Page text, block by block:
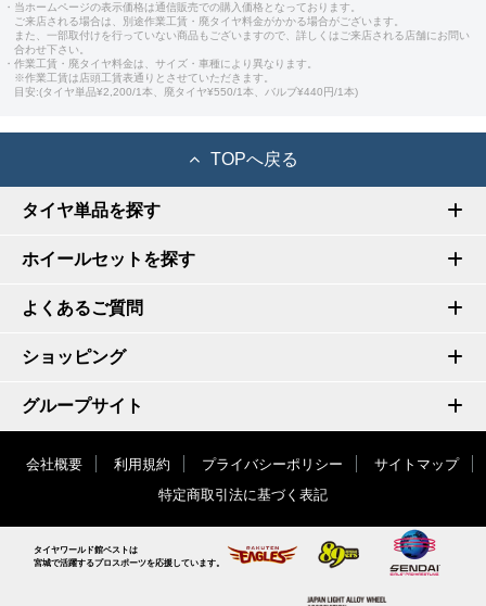
・当ホームページの表示価格は通信販売での購入価格となっております。
ご来店される場合は、別途作業工賃・廃タイヤ料金がかかる場合がございます。
また、一部取付けを行っていない商品もございますので、詳しくはご来店される店舗にお問い
合わせ下さい。
・作業工賃・廃タイヤ料金は、サイズ・車種により異なります。
※作業工賃は店頭工賃表通りとさせていただきます。
目安:(タイヤ単品¥2,200/1本、廃タイヤ¥550/1本、バルブ¥440円/1本)
TOPへ戻る
タイヤ単品を探す
ホイールセットを探す
よくあるご質問
ショッピング
グループサイト
会社概要 利用規約 プライバシーポリシー
サイトマップ
特定商取引法に基づく表記
タイヤワールド館ベストは
宮城で活躍するプロスポーツを応援しています。